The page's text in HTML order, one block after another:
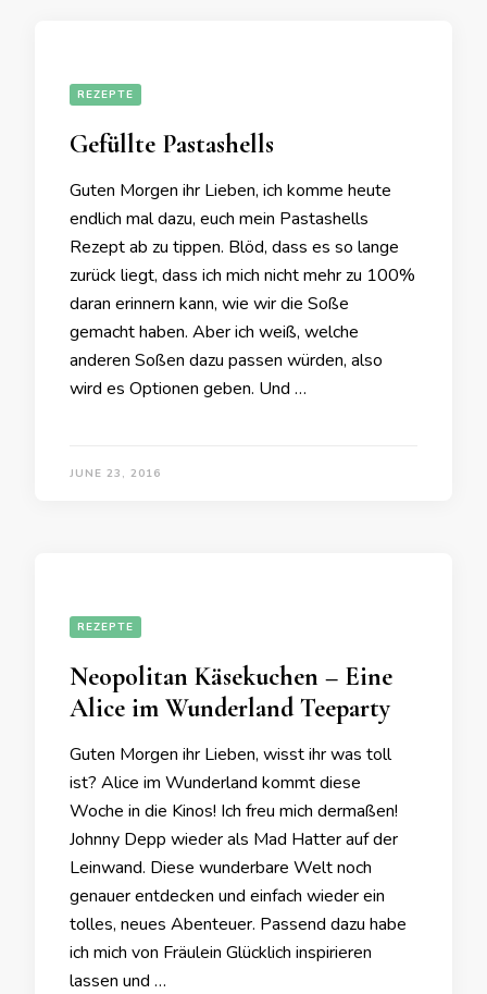
REZEPTE
Gefüllte Pastashells
Guten Morgen ihr Lieben, ich komme heute
endlich mal dazu, euch mein Pastashells
Rezept ab zu tippen. Blöd, dass es so lange
zurück liegt, dass ich mich nicht mehr zu 100%
daran erinnern kann, wie wir die Soße
gemacht haben. Aber ich weiß, welche
anderen Soßen dazu passen würden, also
wird es Optionen geben. Und …
JUNE 23, 2016
REZEPTE
Neopolitan Käsekuchen – Eine
Alice im Wunderland Teeparty
Guten Morgen ihr Lieben, wisst ihr was toll
ist? Alice im Wunderland kommt diese
Woche in die Kinos! Ich freu mich dermaßen!
Johnny Depp wieder als Mad Hatter auf der
Leinwand. Diese wunderbare Welt noch
genauer entdecken und einfach wieder ein
tolles, neues Abenteuer. Passend dazu habe
ich mich von Fräulein Glücklich inspirieren
lassen und …